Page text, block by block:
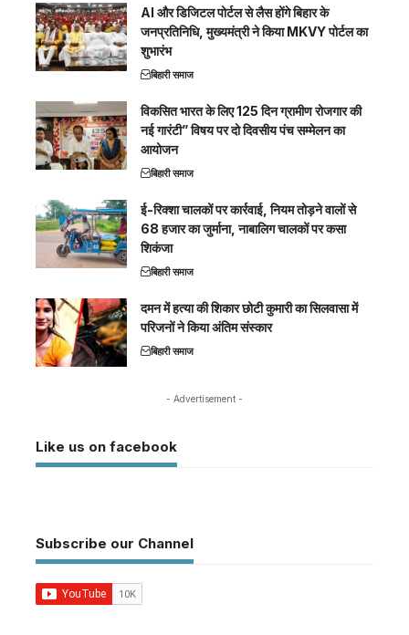
AI और डिजिटल पोर्टल से लैस होंगे बिहार के
जनप्रतिनिधि, मुख्यमंत्री ने किया MKVY पोर्टल का
शुभारंभ
बिहारी समाज
विकसित भारत के लिए 125 दिन ग्रामीण रोजगार की
नई गारंटी” विषय पर दो दिवसीय पंच सम्मेलन का
आयोजन
बिहारी समाज
ई-रिक्शा चालकों पर कार्रवाई, नियम तोड़ने वालों से
68 हजार का जुर्माना, नाबालिग चालकों पर कसा
शिकंजा
बिहारी समाज
दमन में हत्या की शिकार छोटी कुमारी का सिलवासा में
परिजनों ने किया अंतिम संस्कार
बिहारी समाज
- Advertisement -
Like us on facebook
Subscribe our Channel